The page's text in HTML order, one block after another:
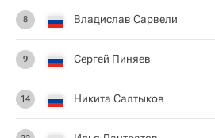
8 Владислав Сарвели
9 Сергей Пиняев
14 Никита Салтыков